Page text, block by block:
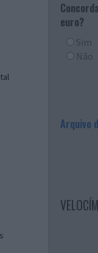
euro?
Sim
Não
Arquivo